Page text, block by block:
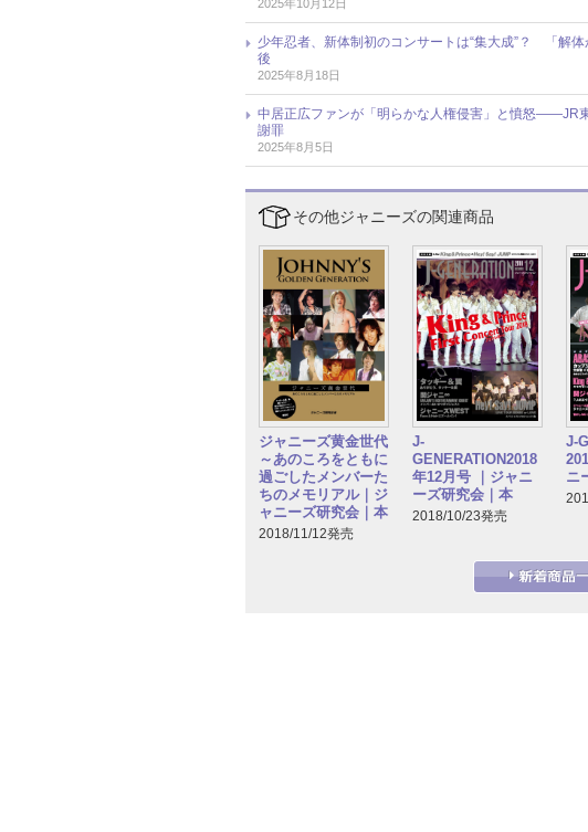
2025年10月12日
少年忍者、新体制初のコンサートは“集大成”？ 「解
後
2025年8月18日
中居正広ファンが「明らかな人権侵害」と憤怒――JR
謝罪
2025年8月5日
その他ジャニーズの関連商品
ジャニーズ黄金世代
～あのころをともに
過ごしたメンバーた
ちのメモリアル｜ジ
ャニーズ研究会｜本
2018/11/12発売
J-
GENERATION2018
年12月号 ｜ジャニ
ーズ研究会｜本
2018/10/23発売
J-
ニ